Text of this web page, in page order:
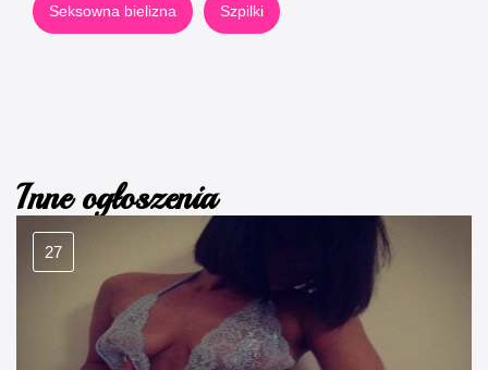
Seksowna bielizna Szpilki
Inne ogłoszenia
27